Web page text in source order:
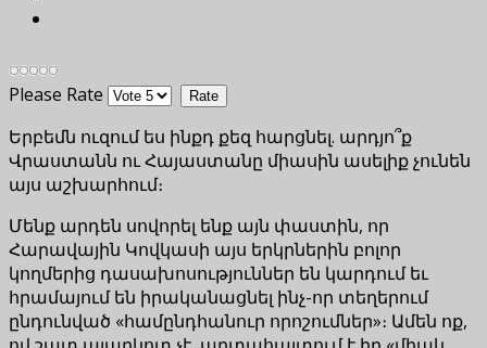
Please Rate
Երբեմն ուզում ես ինքդ քեզ հարցնել. արդյո՞ք
Վրաստանն ու Հայաստանը միասին ասելիք չունեն
այս աշխարհում։
Մենք արդեն սովորել ենք այն փաստին, որ
Հարավային Կովկասի այս երկրներին բոլոր
կողմերից դասախոսություններ են կարդում եւ
հրամայում են իրականացնել ինչ-որ տեղերում
ընդունված «համընդհանուր որոշումներ»։ Ամեն ոք,